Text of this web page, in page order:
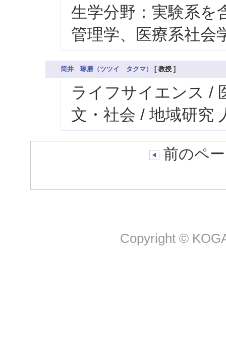
生学分野：実験系を
管理学、医療系社会
筒井 琢磨（ツツイ タクマ） [ 教授 ]
ライフサイエンス /
文・社会 / 地域研究
前のペ
Copyright ©